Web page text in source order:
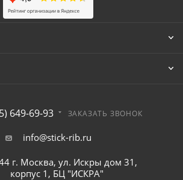
649-69-93 ЗАКАЗАТЬ ЗВОНОК
info@stick-rib.ru
г. Москва, ул. Искры дом 31,
корпус 1, БЦ "ИСКРА"